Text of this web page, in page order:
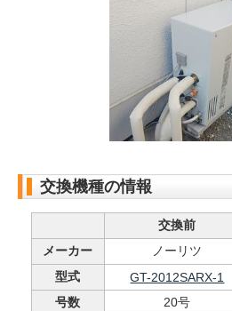
交換機種の情報
交換前
メーカー
ノーリツ
型式
GT-2012SARX-1
号数
20号